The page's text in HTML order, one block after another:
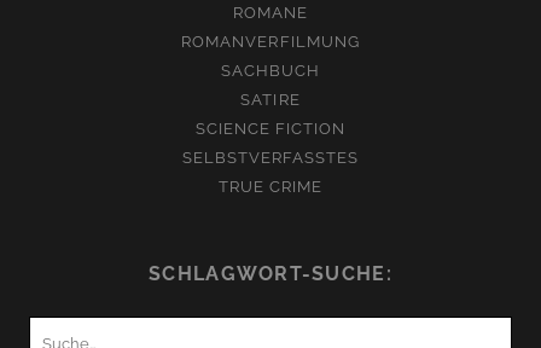
ROMANE
ROMANVERFILMUNG
SACHBUCH
SATIRE
SCIENCE FICTION
SELBSTVERFASSTES
TRUE CRIME
SCHLAGWORT-SUCHE: